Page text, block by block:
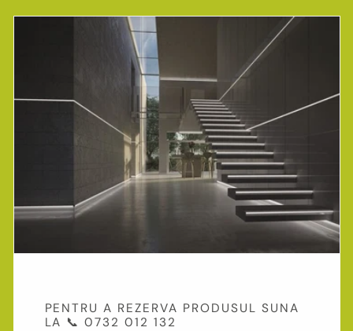
PENTRU A REZERVA PRODUSUL SUNA
LA 📞 0732 012 132